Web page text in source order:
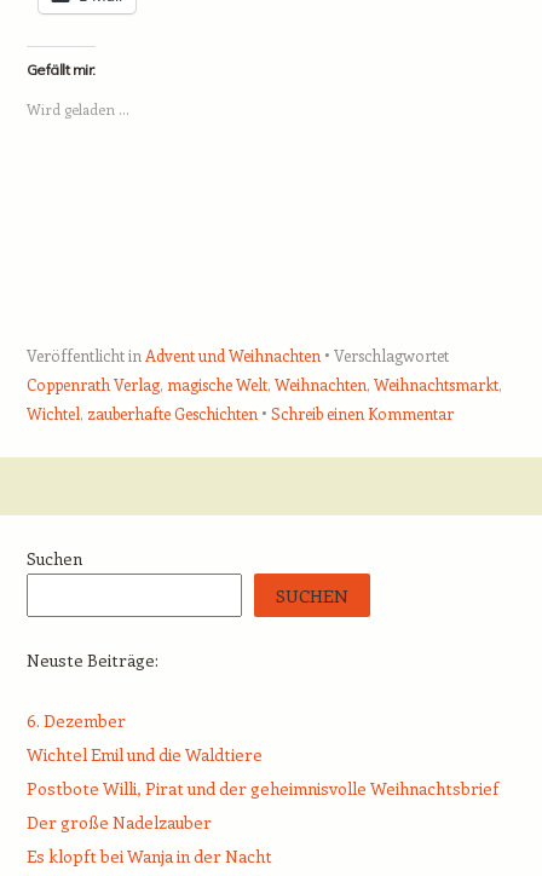
Gefällt mir:
Wird geladen …
Veröffentlicht in Advent und Weihnachten
Verschlagwortet
Coppenrath Verlag, magische Welt, Weihnachten, Weihnachtsmarkt,
Wichtel, zauberhafte Geschichten Schreib einen Kommentar
Suchen
SUCHEN
Neuste Beiträge:
6. Dezember
Wichtel Emil und die Waldtiere
Postbote Willi, Pirat und der geheimnisvolle Weihnachtsbrief
Der große Nadelzauber
Es klopft bei Wanja in der Nacht